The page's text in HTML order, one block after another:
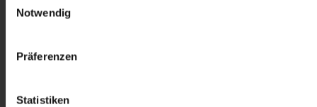
Notwendig
Präferenzen
Statistiken
Heckerdamm 230, 13627 Berlin |
Offene Kirche: Täglich 08-18 Uhr